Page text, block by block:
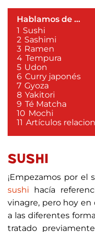
Hablamos de ...
1 Sushi
2 Sashimi
3 Ramen
4 Tempura
5 Udon
6 Curry japonés
7 Gyoza
8 Yakitori
9 Té Matcha
10 Mochi
11 Artículos
SUSHI
¡Empezamos por el
sushi hacía
vinagre, pero hoy en
a las diferentes
tratado